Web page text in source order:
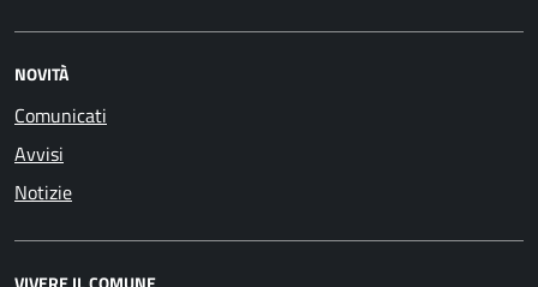
NOVITÀ
Comunicati
Avvisi
Notizie